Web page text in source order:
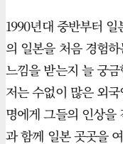
1990년대 중반부터
의 일본을 처음 경험
느낌을 받는지 늘 궁
저는 수없이 많은 외
명에게 그들의 인상을
과 함께 일본 곳곳을